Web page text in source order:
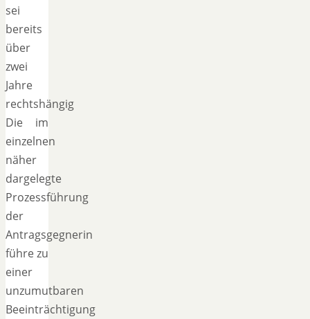
sei
bereits
über
zwei
Jahre
rechtshängig
Die im
einzelnen
näher
dargelegte
Prozessführung
der
Antragsgegnerin
führe zu
einer
unzumutbaren
Beeinträchtigung